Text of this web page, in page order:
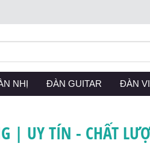
NHỊ (CURRENT)
ĐÀN GUITAR ĐÀN
| UY TÍN - CHẤT